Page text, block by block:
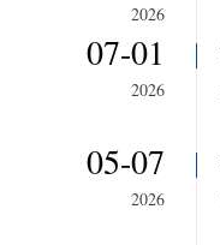
2026
07-01
2026
05-07
2026